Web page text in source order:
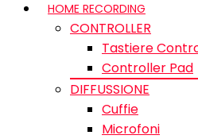
HOME RECORDING
CONTROLLER
Tastiere
Controller Pad
DIFFUSSIONE
Cuffie
Microfoni